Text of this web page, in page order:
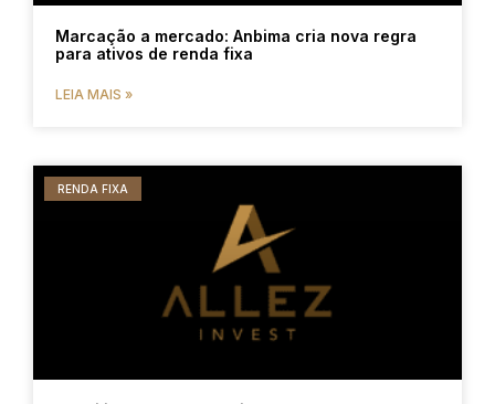
Marcação a mercado: Anbima cria nova regra
para ativos de renda fixa
LEIA MAIS »
RENDA FIXA